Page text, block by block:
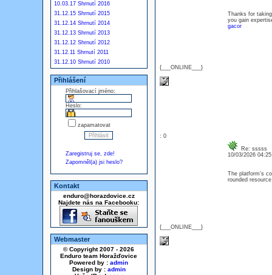
10.03.17 Shrnutí 2016
31.12.15 Shrnutí 2015
31.12.14 Shrnutí 2014
31.12.13 Shrnutí 2013
31.12.12 Shrnutí 2012
31.12.11 Shrnutí 2011
31.12.10 Shrnutí 2010
Přihlášení
Přihlašovací jméno:
Heslo:
zapamatovat
Zaregistruj se, zde!
Zapomněl(a) jsi heslo?
Kontakt
enduro@horazdovice.cz
Najdete nás na Facebooku:
Webmaster
© Copyright 2007 - 2026
Enduro team Horažďovice
Powered by : admin
Design by : admin
{___ONLINE___}
Thanks for
you gain
gacor
: 0
{___ONLINE___}
Re: sssss
10/03/2026
The platform’s
rounded